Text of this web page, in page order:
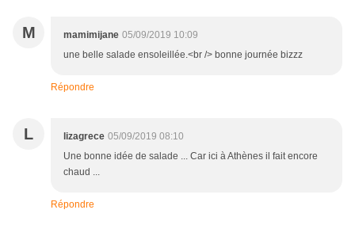
M mamimijane 05/09/2019 10:09
une belle salade ensoleillée.<br /> bonne journée bizzz
Répondre
L lizagrece 05/09/2019 08:10
Une bonne idée de salade ... Car ici à Athènes il fait encore
chaud ...
Répondre